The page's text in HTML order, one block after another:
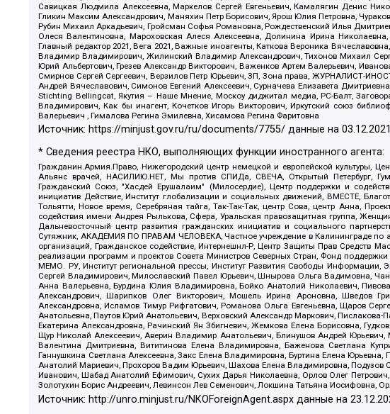
Савицкая Людмила Алексеевна, Маркелов Сергей Евгеньевич, Камалягин Денис
Гликин Максим Александрович, Маняхин Петр Борисович, Ярош Юлия Петровна,
Рубин Михаил Аркадьевич, Гройсман Софья Романовна, Рождественский Илья
Олеся Валентиновна, Мароховская Алеся Алексеевна, Долинина Ирина
Главный редактор 2021, Вега 2021, Важные иноагенты, Каткова Вероника
Владимир Владимирович, Жилинский Владимир Александрович, Тихонов Михаил
Юрий Альбертович, Грезев Александр Викторович, Важенков Артем Валерьевич,
Смирнов Сергей Сергеевич, Верзилов Петр Юрьевич, ЗП, Зона права, ЖУРНАЛИСТ-
Андрей Вячеславович, Симонов Евгений Алексеевич, Сурначева Елизавета
Stichting Bellingcat, Якутия – Наше Мнение, Москоу диджитал медиа, РС-Балт,
Владимирович, Как бы инагент, Кочетков Игорь Викторович, Иркутский союз
Валерьевич , Гималова Регина Эмилевна, Хисамова Регина Фаритовна
Источник: https://minjust.gov.ru/ru/documents/7755/ данные на03.12.2021
* Сведения реестра НКО, выполняющих функции иностранного агента:
Гражданин.Армия.Право, Нижегородский центр немецкой и европейской культуры,
Альянс врачей, НАСИЛИЮ.НЕТ, Мы против СПИДа, СВЕЧА, Открытый Петербург,
Гражданский Союз, "Хасдей Ерушалаим" (Милосердие), Центр поддержки и
инициатив Действие, Институт глобализации и социальных движений, ВМЕСТЕ,
Тольятти, Новое время, Серебряная тайга, Так-Так-Так, центр Сова, центр Анна,
содействия имени Андрея Рылькова, Сфера, Уральская правозащитная группа,
Дальневосточный центр развития гражданских инициатив и социального
Сутяжник, АКАДЕМИЯ ПО ПРАВАМ ЧЕЛОВЕКА, Частное учреждение в Калининграде по
организаций, Гражданское содействие, Интернешнл-Р, Центр Защиты Прав Средств
реализации программ и проектов Совета Министров Северных Стран, Фонд
МЕМО. РУ, Институт региональной прессы, Институт Развития Свободы Информации,
Сергей Владимирович, Милославский Павел Юрьевич, Шнырова Ольга Вадимовна,
Анна Валерьевна, Бурдина Юлия Владимировна, Бойко Анатолий Николаевич,
Александрович, Шарипков Олег Викторович, Мошель Ирина Ароновна, Шведов
Александровна, Исламов Тимур Рифгатович, Романова Ольга Евгеньевна, Щаров
Анатольевна, Паутов Юрий Анатольевич, Верховский Александр Маркович,
Екатерина Александровна, Рачинский Ян Збигневич, Жемкова Елена Борисовна,
Щур Николай Алексеевич, Аверин Владимир Анатольевич, Блинушов Андрей
Валентина Дмитриевна, Вититинова Елена Владимировна, Баженова Светлана
Ганнушкина Светлана Алексеевна, Закс Елена Владимировна, Буртина Елена
Анатолий Мариевич, Прохоров Вадим Юрьевич, Шахова Елена Владимировна, Подузов
Иванович, Шабад Анатолий Ефимович, Сухих Дарья Николаевна, Орлов Олег
Золотухин Борис Андреевич, Левинсон Лев Семенович, Локшина Татьяна Иосифовна,
Источник: http://unro.minjust.ru/NKOForeignAgent.aspx данные на